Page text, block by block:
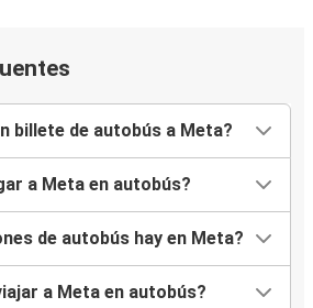
billete de autobús a Meta?
a Meta en autobús?
de autobús hay en Meta?
a Meta en autobús?